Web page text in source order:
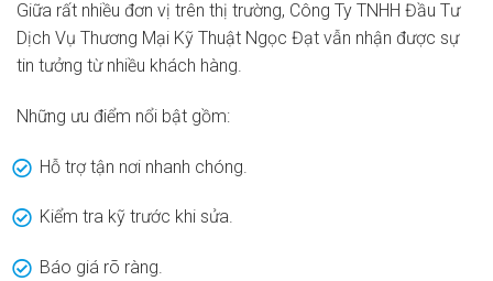
Giữa rất nhiều đơn vị trên thị trường, Công Ty TNHH Đầu Tư
Dịch Vụ Thương Mại Kỹ Thuật Ngọc Đạt vẫn nhận được sự
tin tưởng từ nhiều khách hàng.
Những ưu điểm nổi bật gồm:
Hỗ trợ tận nơi nhanh chóng.
Kiểm tra kỹ trước khi sửa.
Báo giá rõ ràng.